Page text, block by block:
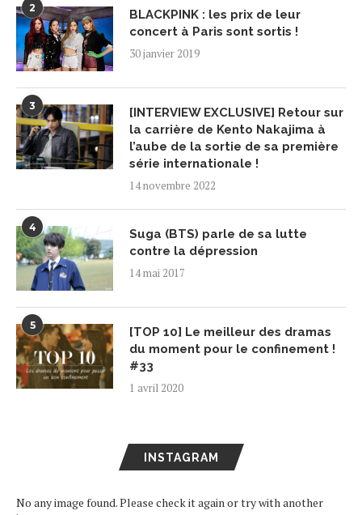
2
BLACKPINK : les prix de leur
concert à Paris sont sortis !
30 janvier 2019
3
[INTERVIEW EXCLUSIVE] Retour sur
la carrière de Kento Nakajima à
l’aube de la sortie de sa première
série internationale !
14 novembre 2022
4
Suga (BTS) parle de sa lutte
contre la dépression
14 mai 2017
5
[TOP 10] Le meilleur des dramas
du moment pour le confinement !
#33
1 avril 2020
INSTAGRAM
No any image found. Please check it again or try with another